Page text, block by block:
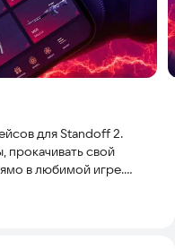
для Standoff 2.
прокачивать свой
в любимой игре.
открывайте